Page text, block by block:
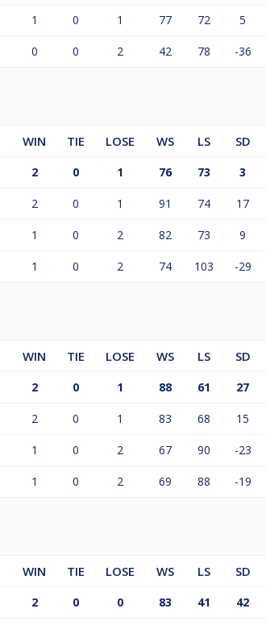
1 0 1 77 72 5
0 0 2 42 78 -36
WIN TIE LOSE WS LS SD
2 0 1 76 73 3
2 0 1 91 74 17
1 0 2 82 73 9
1 0 2 74 103 -29
WIN TIE LOSE WS LS SD
2 0 1 88 61 27
2 0 1 83 68 15
1 0 2 67 90 -23
1 0 2 69 88 -19
WIN TIE LOSE WS LS SD
2 0 0 83 41 42